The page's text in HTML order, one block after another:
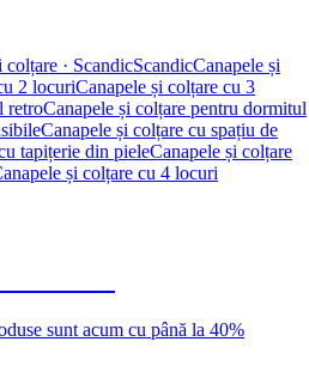
colțare · ScandicScandicCanapele și
2 locuriCanapele și colțare cu 3
retroCanapele și colțare pentru dormitul
Canapele și colțare cu spațiu de
tapițerie din pieleCanapele și colțare
și colțare cu 4 locuri
sunt acum cu până la 40%